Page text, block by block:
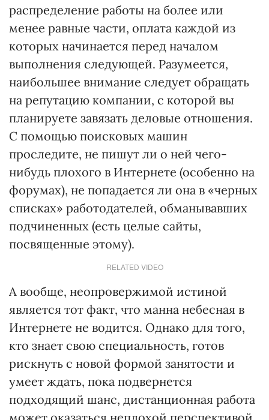
распределение работы на более или
менее равные части, оплата каждой из
которых начинается перед началом
выполнения следующей. Разумеется,
наибольшее внимание следует обращать
на репутацию компании, с которой вы
планируете завязать деловые отношения.
С помощью поисковых машин
проследите, не пишут ли о ней чего-
нибудь плохого в Интернете (особенно на
форумах), не попадается ли она в «черных
списках» работодателей, обманывавших
подчиненных (есть целые сайты,
посвященные этому).
RELATED VIDEO
А вообще, неопровержимой истиной
является тот факт, что манна небесная в
Интернете не водится. Однако для того,
кто знает свою специальность, готов
рискнуть с новой формой занятости и
умеет ждать, пока подвернется
подходящий шанс, дистанционная работа